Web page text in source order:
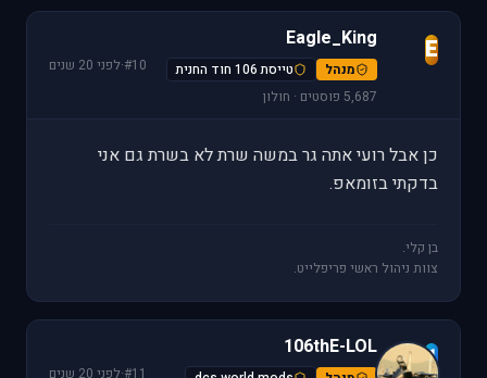
E
Eagle_King
מנהל
טייסת 106 חוד החנית
5,687 פוסטים · חולון
#10
·לפני 20 שנים
כן אבל רועי אתה גר במשה שרת לא בשרת גם אני
בדקתי בזומאפ.
בן קלי.
צוות ניהול ראשי פריפלייט.
1
106thE-LOL
#11
·לפני 20 שנים